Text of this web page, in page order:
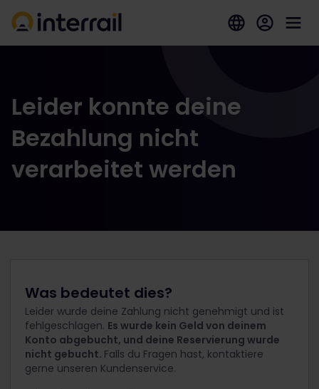
Leider konnte deine
Bezahlung nicht
verarbeitet werden
Was bedeutet dies?
Leider wurde deine Zahlung nicht genehmigt und ist
fehlgeschlagen. Es wurde kein Geld von deinem
Konto abgebucht, und deine Reservierung wurde
nicht gebucht. Falls du Fragen hast, kontaktiere
gerne unseren Kundenservice.